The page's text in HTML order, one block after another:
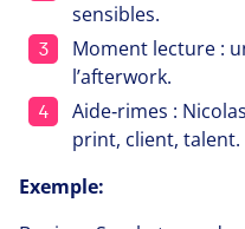
sensibles.
Moment lecture :
l’afterwork.
Aide‑rimes :
print, client, talent.
Exemple: